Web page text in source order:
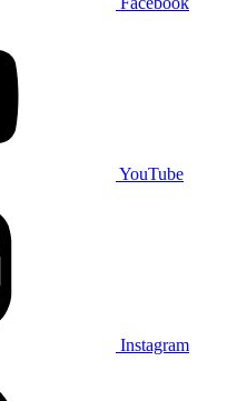
YouTube
Instagram